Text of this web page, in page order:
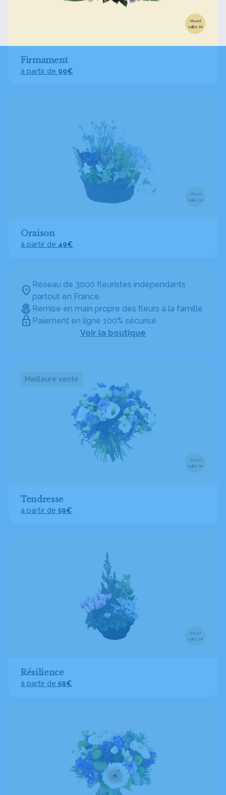
Réseau de 3000 fleuristes indépendants
partout en France
Remise en main propre des fleurs à la famille
Paiement en ligne 100% sécurisé
Voir la boutique
Visuel
taille M
Firmament
à partir de 99€
Visuel
taille M
Oraison
à partir de 49€
Meilleure vente
Visuel
taille M
Tendresse
à partir de 59€
Visuel
taille M
Résilience
à partir de 59€